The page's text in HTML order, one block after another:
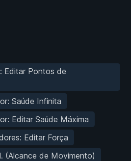
Editar Pontos de
Saúde Infinita
Editar Saúde Máxima
Editar Força
(Alcance de Movimento)